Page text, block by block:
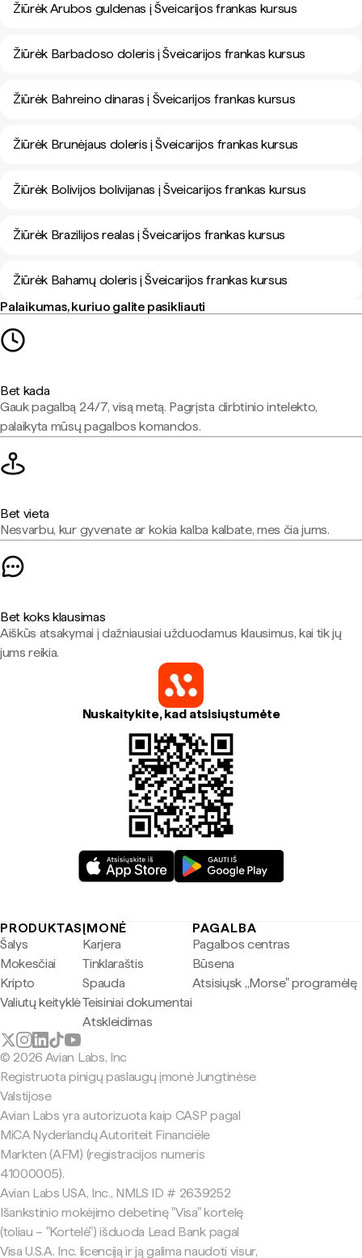
Žiūrėk Arubos guldenas į Šveicarijos frankas kursus
Žiūrėk Barbadoso doleris į Šveicarijos frankas kursus
Žiūrėk Bahreino dinaras į Šveicarijos frankas kursus
Žiūrėk Brunėjaus doleris į Šveicarijos frankas kursus
Žiūrėk Bolivijos bolivijanas į Šveicarijos frankas kursus
Žiūrėk Brazilijos realas į Šveicarijos frankas kursus
Žiūrėk Bahamų doleris į Šveicarijos frankas kursus
Palaikumas, kuriuo galite pasikliauti
Bet kada
Gauk pagalbą 24/7, visą metą. Pagrįsta dirbtinio intelekto,
palaikyta mūsų pagalbos komandos.
Bet vieta
Nesvarbu, kur gyvenate ar kokia kalba kalbate, mes čia jums.
Bet koks klausimas
Aiškūs atsakymai į dažniausiai užduodamus klausimus, kai tik jų
jums reikia.
Nuskaitykite, kad atsisiųstumėte
PRODUKTAS
Šalys
Mokesčiai
Kripto
Valiutų keityklė
ĮMONĖ
Karjera
Tinklaraštis
Spauda
Teisiniai dokumentai
Atskleidimas
PAGALBA
Pagalbos centras
Būsena
Atsisiųsk „Morse" programėlę
© 2026 Avian Labs, Inc
Registruota pinigų paslaugų įmonė Jungtinėse
Valstijose
Avian Labs yra autorizuota kaip CASP pagal
MiCA Nyderlandų Autoriteit Financiële
Markten (AFM) (registracijos numeris
41000005).
Avian Labs USA, Inc., NMLS ID # 2639252
Išankstinio mokėjimo debetinę "Visa" kortelę
(toliau – "Kortelė") išduoda Lead Bank pagal
Visa U.S.A. Inc. licenciją ir ją galima naudoti visur,